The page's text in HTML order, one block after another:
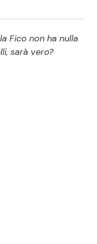
TV
Fico non ha nulla
sarà vero?